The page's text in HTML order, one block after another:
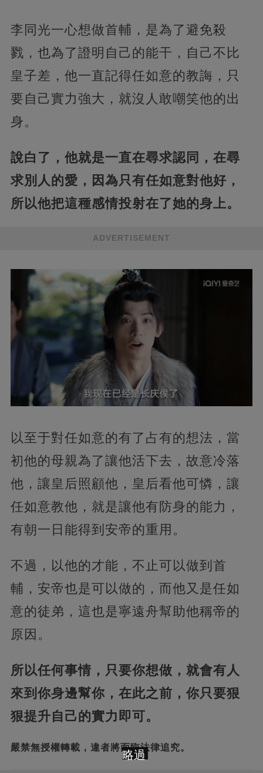
李同光一心想做首輔，是為了避免殺
戮，也為了證明自己的能干，自己不比
皇子差，他一直記得任如意的教誨，只
要自己實力強大，就沒人敢嘲笑他的出
身。
說白了，他就是一直在尋求認同，在尋
求別人的愛，因為只有任如意對他好，
所以他把這種感情投射在了她的身上。
ADVERTISEMENT
以至于對任如意的有了占有的想法，當
初他的母親為了讓他活下去，故意冷落
他，讓皇后照顧他，皇后看他可憐，讓
任如意教他，就是讓他有防身的能力，
有朝一日能得到安帝的重用。
不過，以他的才能，不止可以做到首
輔，安帝也是可以做的，而他又是任如
意的徒弟，這也是寧遠舟幫助他稱帝的
原因。
所以任何事情，只要你想做，就會有人
來到你身邊幫你，在此之前，你只要狠
狠提升自己的實力即可。
嚴禁無授權轉載，違者將面臨法律追究。
略過